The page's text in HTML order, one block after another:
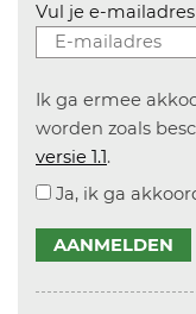
Vul je e-
Ik ga ermee
worden zoals
versie 1.1.
Ja, ik ga
AANMELDEN